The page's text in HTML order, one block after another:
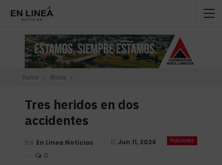
Home Ahora
Tres heridos en dos
accidentes
Policiales
Por En Linea Noticias El Jun 11, 2026
0